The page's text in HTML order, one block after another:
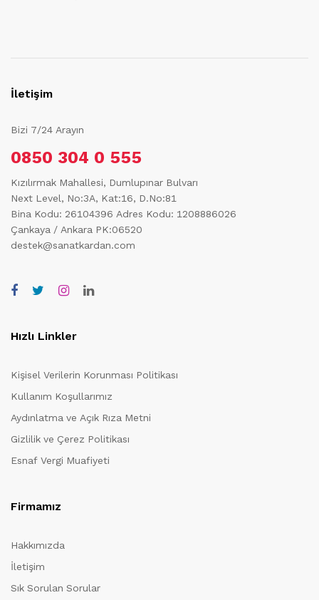
İletişim
Bizi 7/24 Arayın
0850 304 0 555
Kızılırmak Mahallesi, Dumlupınar Bulvarı
Next Level, No:3A, Kat:16, D.No:81
Bina Kodu: 26104396 Adres Kodu: 1208886026
Çankaya / Ankara PK:06520
destek@sanatkardan.com
Hızlı Linkler
Kişisel Verilerin Korunması Politikası
Kullanım Koşullarımız
Aydınlatma ve Açık Rıza Metni
Gizlilik ve Çerez Politikası
Esnaf Vergi Muafiyeti
Firmamız
Hakkımızda
İletişim
Sık Sorulan Sorular